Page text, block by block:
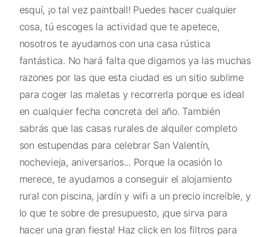
esquí, ¡o tal vez paintball! Puedes hacer cualquier
cosa, tú escoges la actividad que te apetece,
nosotros te ayudamos con una casa rústica
fantástica. No hará falta que digamos ya las muchas
razones por las que esta ciudad es un sitio sublime
para coger las maletas y recorrerla porque es ideal
en cualquier fecha concreta del año. También
sabrás que las casas rurales de alquiler completo
son estupendas para celebrar San Valentín,
nochevieja, aniversarios... Porque la ocasión lo
merece, te ayudamos a conseguir el alojamiento
rural con piscina, jardín y wifi a un precio increíble, y
lo que te sobre de presupuesto, ¡que sirva para
hacer una gran fiesta! Haz click en los filtros para